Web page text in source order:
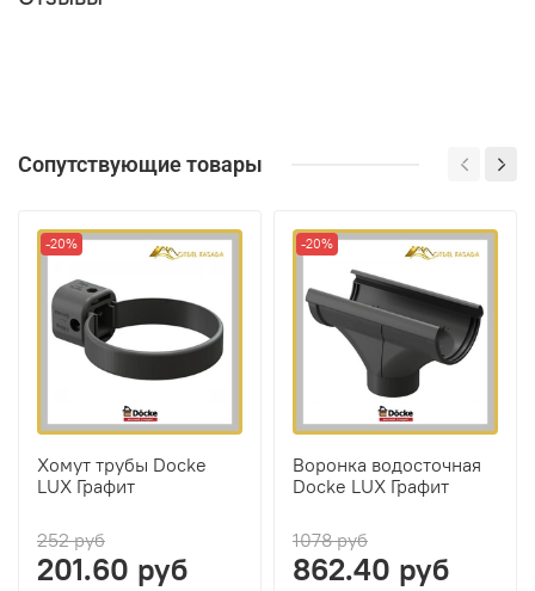
Сопутствующие товары
-20%
Хомут трубы Docke
LUX Графит
252 руб
201.60 руб
-20%
Воронка водосточная
Docke LUX Графит
1078 руб
862.40 руб